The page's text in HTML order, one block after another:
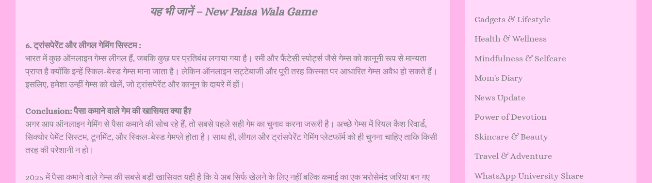
यह भी जानें –New Paisa Wala Game
6. ट्रांसपेरेंट और लीगल गेमिंग सिस्टम :
भारत में कुछ ऑनलाइन गेम्स लीगल हैं, जबकि कुछ पर प्रतिबंध लगाया गया है। रमी और फैंटेसी स्पोर्ट्स जैसे गेम्स को कानूनी रूप से मान्यता
प्राप्त है क्योंकि इन्हें स्किल-बेस्ड गेम्स माना जाता है। लेकिन ऑनलाइन सट्टेबाजी और पूरी तरह किस्मत पर आधारित गेम्स अवैध हो सकते हैं।
इसलिए, हमेशा उन्हीं गेम्स को खेलें, जो ट्रांसपेरेंट और कानून के दायरे में हों।
Conclusion: पैसा कमाने वाले गेम की खासियत क्या है?
अगर आप ऑनलाइन गेमिंग से पैसा कमाने की सोच रहे हैं, तो सबसे पहले सही गेम का चुनाव करना जरूरी है। अच्छे गेम्स में रियल कैश रिवार्ड,
सिक्योर पेमेंट सिस्टम, टूर्नामेंट, और स्किल-बेस्ड गेमप्ले होता है। साथ ही, लीगल और ट्रांसपेरेंट गेमिंग प्लेटफॉर्म को ही चुनना चाहिए ताकि किसी
तरह की परेशानी न हो।
2025 में पैसा कमाने वाले गेम्स की सबसे बड़ी खासियत यही है कि ये अब सिर्फ खेलने के लिए नहीं बल्कि कमाई का एक भरोसेमंद जरिया बन गए
Gadgets & Lifestyle
Health & Wellness
Mindfulness & Selfcare
Mom's Diary
News Update
Power of Devotion
Skincare & Beauty
Travel & Adventure
WhatsApp University Share